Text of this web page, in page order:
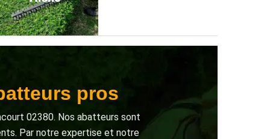
pros
02380. Nos abatteurs sont
Par notre expertise et notre